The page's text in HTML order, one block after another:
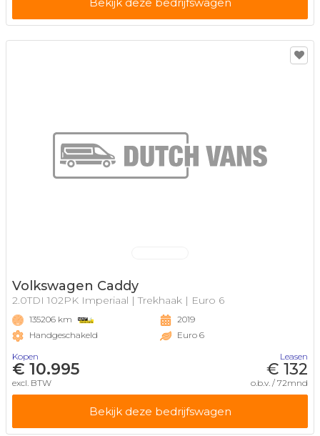
Volkswagen Caddy
2.0TDI 102PK Imperiaal | Trekhaak | Euro 6
135206 km
Handgeschakeld
2019
Euro 6
Kopen
€ 10.995
excl. BTW
Leasen
€ 132
o.b.v. / 72mnd
Bekijk deze bedrijfswagen